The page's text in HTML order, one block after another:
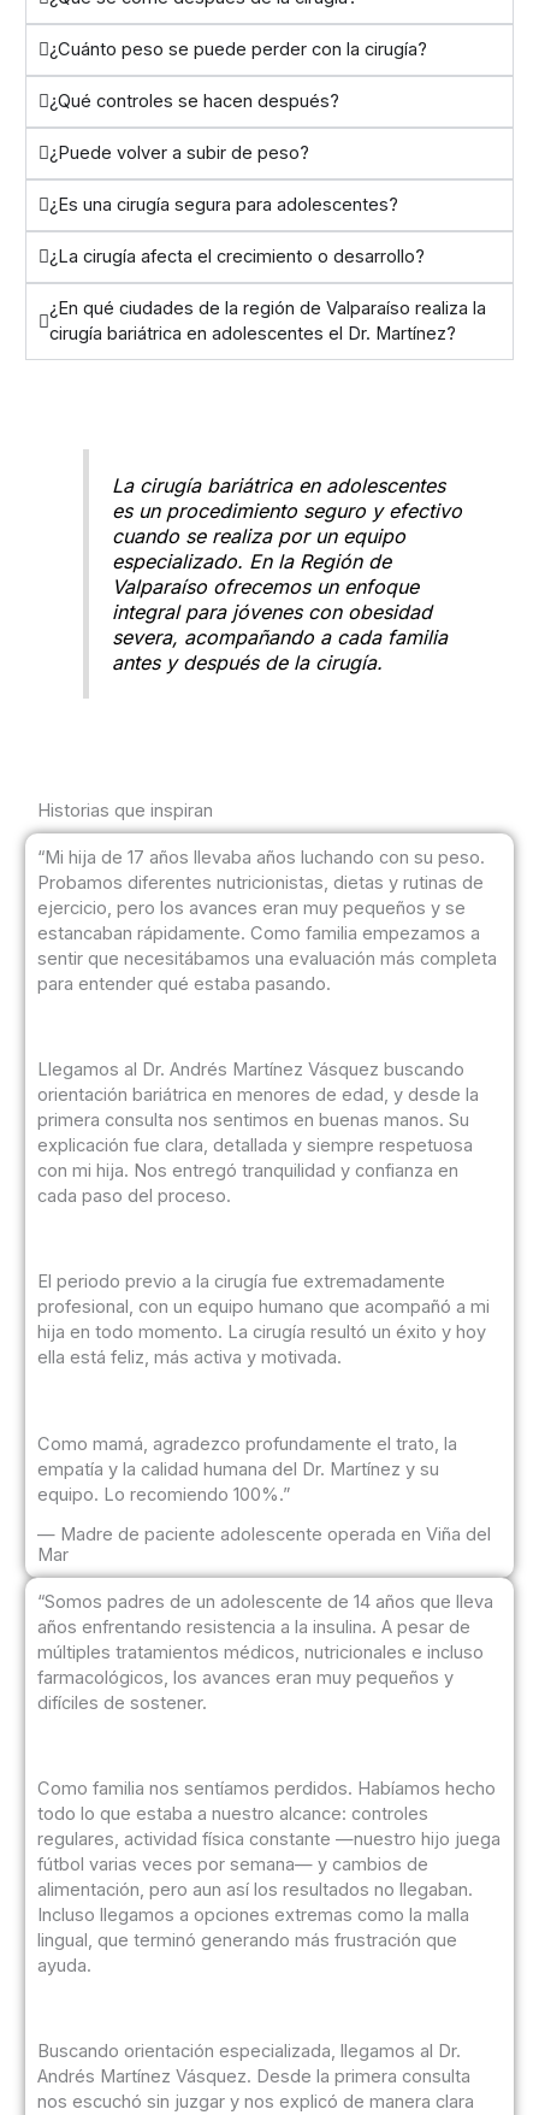
¿Cuánto peso se puede perder con la cirugía?
¿Qué controles se hacen después?
¿Puede volver a subir de peso?
¿Es una cirugía segura para adolescentes?
¿La cirugía afecta el crecimiento o desarrollo?
¿En qué ciudades de la región de Valparaíso realiza la
cirugía bariátrica en adolescentes el Dr. Martínez?
La cirugía bariátrica en adolescentes
es un procedimiento seguro y efectivo
cuando se realiza por un equipo
especializado. En la Región de
Valparaíso ofrecemos un enfoque
integral para jóvenes con obesidad
severa, acompañando a cada familia
antes y después de la cirugía.
Historias que inspiran
“Mi hija de 17 años llevaba años luchando con su peso.
Probamos diferentes nutricionistas, dietas y rutinas de
ejercicio, pero los avances eran muy pequeños y se
estancaban rápidamente. Como familia empezamos a
sentir que necesitábamos una evaluación más completa
para entender qué estaba pasando.
Llegamos al Dr. Andrés Martínez Vásquez buscando
orientación bariátrica en menores de edad, y desde la
primera consulta nos sentimos en buenas manos. Su
explicación fue clara, detallada y siempre respetuosa
con mi hija. Nos entregó tranquilidad y confianza en
cada paso del proceso.
El periodo previo a la cirugía fue extremadamente
profesional, con un equipo humano que acompañó a mi
hija en todo momento. La cirugía resultó un éxito y hoy
ella está feliz, más activa y motivada.
Como mamá, agradezco profundamente el trato, la
empatía y la calidad humana del Dr. Martínez y su
equipo. Lo recomiendo 100%.”
— Madre de paciente adolescente operada en Viña del
Mar
“Somos padres de un adolescente de 14 años que lleva
años enfrentando resistencia a la insulina. A pesar de
múltiples tratamientos médicos, nutricionales e incluso
farmacológicos, los avances eran muy pequeños y
difíciles de sostener.
Como familia nos sentíamos perdidos. Habíamos hecho
todo lo que estaba a nuestro alcance: controles
regulares, actividad física constante —nuestro hijo juega
fútbol varias veces por semana— y cambios de
alimentación, pero aun así los resultados no llegaban.
Incluso llegamos a opciones extremas como la malla
lingual, que terminó generando más frustración que
ayuda.
Buscando orientación especializada, llegamos al Dr.
Andrés Martínez Vásquez. Desde la primera consulta
nos escuchó sin juzgar y nos explicó de manera clara